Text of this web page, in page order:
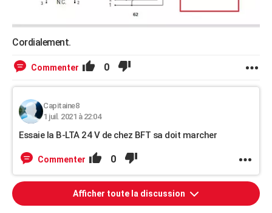
Cordialement.
Commenter 0
Capitaine8
1 juil. 2021 à 22:04
Essaie la B-LTA 24 V de chez BFT sa doit marcher
Commenter 0
Afficher toute la discussion